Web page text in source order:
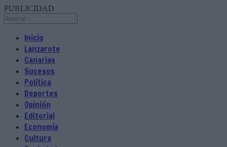
PUBLICIDAD
Inicio
Lanzarote
Canarias
Sucesos
Política
Deportes
Opinión
Editorial
Economía
Cultura